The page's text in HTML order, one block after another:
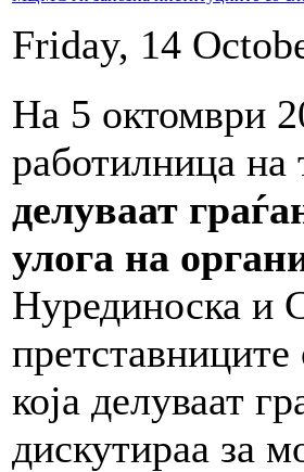
Friday, 14
На 5 октомври
работилница на
делуваат
улога на
Нурединоска и
која делуваат
дискутираа за